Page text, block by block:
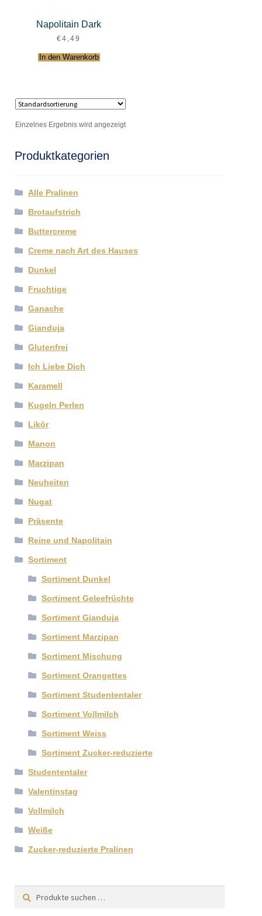
Napolitain Dark
€4,49
In den Warenkorb
Einzelnes Ergebnis wird angezeigt
Produktkategorien
Alle Pralinen
Brotaufstrich
Buttercreme
Creme nach Art des Hauses
Dunkel
Fruchtige
Ganache
Gianduja
Glutenfrei
Ich Liebe Dich
Karamell
Kugeln Perlen
Likör
Manon
Marzipan
Neuheiten
Nugat
Präsente
Reine und Napolitain
Sortiment
Sortiment Dunkel
Sortiment Geleefrüchte
Sortiment Gianduja
Sortiment Marzipan
Sortiment Mischung
Sortiment Orangettes
Sortiment Studententaler
Sortiment Vollmilch
Sortiment Weiss
Sortiment Zucker-reduzierte
Studententaler
Valentinstag
Vollmilch
Weiße
Zucker-reduzierte Pralinen
Suchen
Suchen